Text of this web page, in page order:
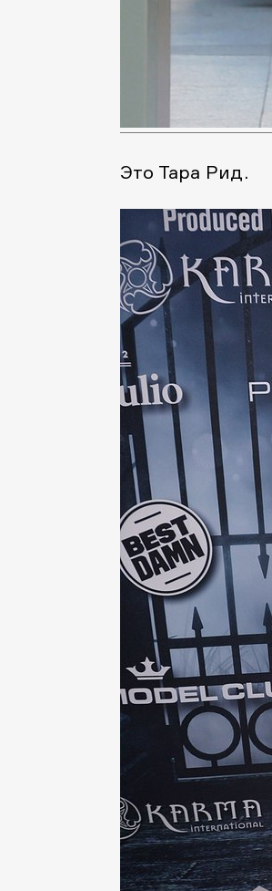
Это Тара Рид.